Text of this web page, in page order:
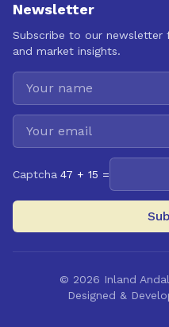
Newsletter
Subscribe to our
and market insights.
Captcha 47 + 15 =
© 2026 Inland
Designed &